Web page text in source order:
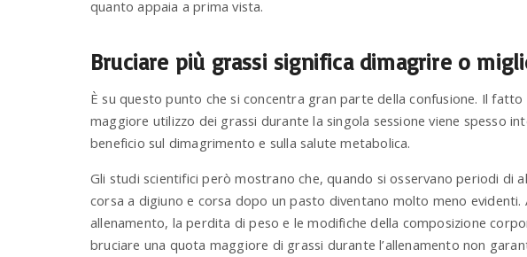
quanto appaia a prima vista.
Bruciare più grassi significa dimagrire o
È su questo punto che si concentra gran parte della confusione. Il
maggiore utilizzo dei grassi durante la singola sessione viene spesso
beneficio sul dimagrimento e sulla salute metabolica.
Gli studi scientifici però mostrano che, quando si osservano periodi di
corsa a digiuno e corsa dopo un pasto diventano molto meno
allenamento, la perdita di peso e le modifiche della composizione
bruciare una quota maggiore di grassi durante l’allenamento non